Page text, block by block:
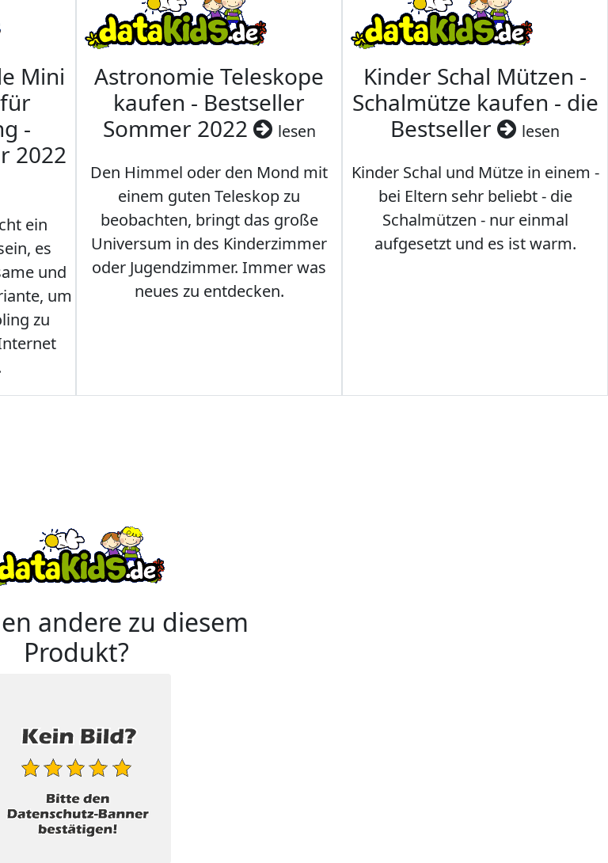
Mini
-
2022
ein
es
und
um
zu
Astronomie Teleskope
kaufen - Bestseller
Sommer 2022
lesen
Den Himmel oder den Mond mit
einem guten Teleskop zu
beobachten, bringt das große
Universum in des Kinderzimmer
oder Jugendzimmer. Immer was
neues zu entdecken.
Kinder Schal Mützen -
Schalmütze kaufen - die
Bestseller
lesen
Kinder Schal und Mütze in einem -
bei Eltern sehr beliebt - die
Schalmützen - nur einmal
aufgesetzt und es ist warm.
andere zu diesem
Produkt?